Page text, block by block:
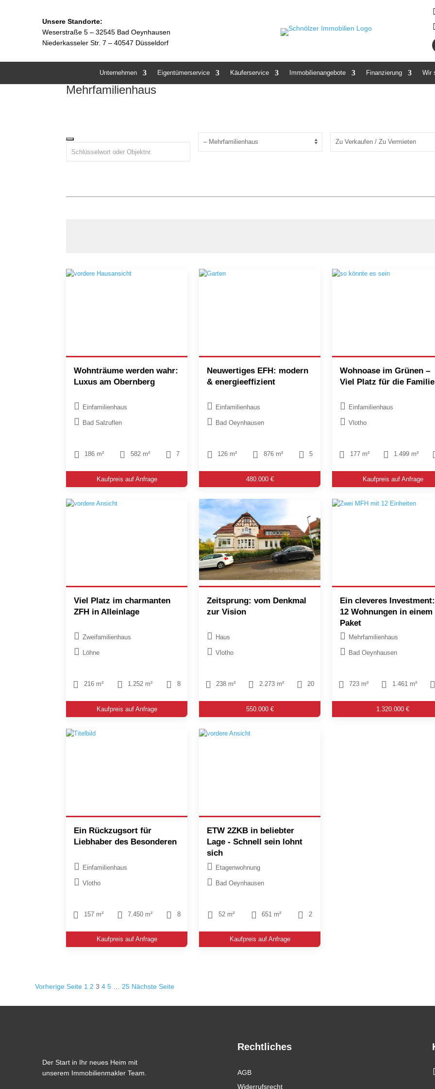
Unsere Standorte:
Weserstraße 5 – 32545 Bad Oeynhausen
Niederkasseler Str. 7 – 40547 Düsseldorf
Unternehmen Eigentümerservice Käuferservice Immobilienangebote Finanzierung Wir
Mehrfamilienhaus
Wohnträume werden wahr:
Luxus am Obernberg
Einfamilienhaus
Bad Salzuflen
186 m² 582 m² 7
Kaufpreis auf Anfrage
Neuwertiges EFH: modern
& energieeffizient
Einfamilienhaus
Bad Oeynhausen
126 m² 876 m² 5
480.000 €
Wohnoase im Grünen –
Viel Platz für die Familie
Einfamilienhaus
Vlotho
177 m² 1.499 m²
Kaufpreis auf Anfrage
Viel Platz im charmanten
ZFH in Alleinlage
Zweifamilienhaus
Löhne
216 m² 1.252 m² 8
Kaufpreis auf Anfrage
Zeitsprung: vom Denkmal
zur Vision
Haus
Vlotho
238 m² 2.273 m² 20
550.000 €
Ein cleveres Investment:
12 Wohnungen in einem
Paket
Mehrfamilienhaus
Bad Oeynhausen
723 m² 1.461 m²
1.320.000 €
Ein Rückzugsort für
Liebhaber des Besonderen
Einfamilienhaus
Vlotho
157 m² 7.450 m² 8
Kaufpreis auf Anfrage
ETW 2ZKB in beliebter
Lage - Schnell sein lohnt
sich
Etagenwohnung
Bad Oeynhausen
52 m² 651 m² 2
Kaufpreis auf Anfrage
Seitennummerierung
Vorherige Seite 1 2 3 4 5 … 25 Nächste Seite
Der Start in Ihr neues Heim mit
unserem Immobilienmakler Team.
Rechtliches
AGB
Widerrufsrecht